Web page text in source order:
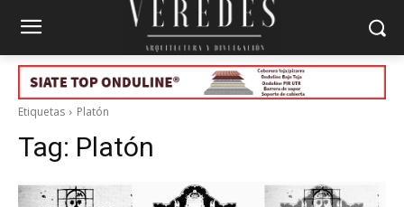
Etiquetas Platón
Tag: Platón